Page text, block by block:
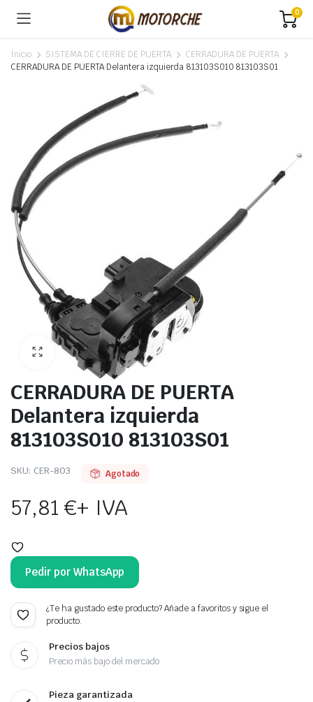
0
Inicio SISTEMA DE CIERRE DE PUERTA
CERRADURA DE PUERTA
CERRADURA DE PUERTA Delantera izquierda 813103S010 813103S01
CERRADURA DE PUERTA
Delantera izquierda
813103S010 813103S01
SKU: CER-803 Agotado
57,81€+ IVA
Pedir por WhatsApp
¿Te ha gustado este producto? Añade a favoritos y sigue el
producto.
Precios bajos
Precio más bajo del mercado
Pieza garantizada